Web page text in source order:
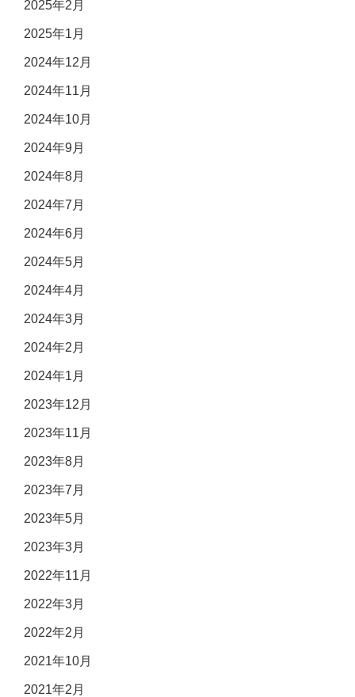
2025年2月
2025年1月
2024年12月
2024年11月
2024年10月
2024年9月
2024年8月
2024年7月
2024年6月
2024年5月
2024年4月
2024年3月
2024年2月
2024年1月
2023年12月
2023年11月
2023年8月
2023年7月
2023年5月
2023年3月
2022年11月
2022年3月
2022年2月
2021年10月
2021年2月